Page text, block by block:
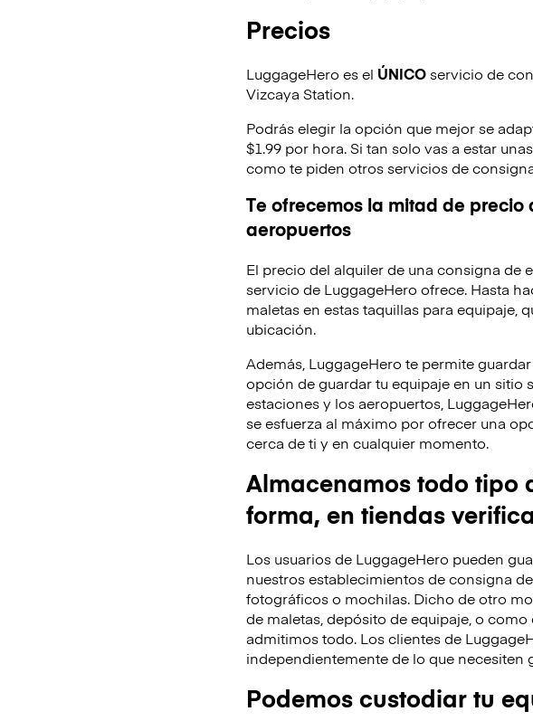
Precios
LuggageHero es el ÚNICOservicio de
Vizcaya Station.
Podrás elegir la opción que mejor se
$1.99 por hora. Si tan solo vas a estar
como te piden otros servicios de
Te ofrecemos la mitad de
aeropuertos
El precio del alquiler de una consigna de
servicio de LuggageHero ofrece. Hasta
maletas en estas taquillas para equipaje,
ubicación.
Además, LuggageHero te permite
opción de guardar tu equipaje en un sitio
estaciones y los aeropuertos,
se esfuerza al máximo por ofrecer una
cerca de ti y en cualquier momento.
Almacenamos todo tipo
forma, en tiendas
Los usuarios de LuggageHero pueden
nuestros establecimientos de consigna
fotográficos o mochilas. Dicho de otro
de maletas, depósito de equipaje, o
admitimos todo. Los clientes de
independientemente de lo que necesiten
Podemos custodiar tu